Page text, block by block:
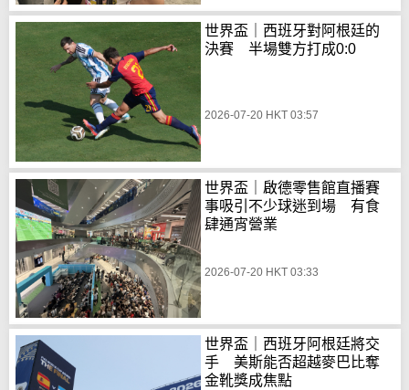
世界盃｜西班牙對阿根廷的
決賽 半場雙方打成0:0
2026-07-20 HKT 03:57
世界盃｜啟德零售館直播賽
事吸引不少球迷到場 有食
肆通宵營業
2026-07-20 HKT 03:33
世界盃｜西班牙阿根廷將交
手 美斯能否超越麥巴比奪
金靴獎成焦點